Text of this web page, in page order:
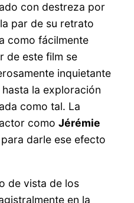
con destreza por
par de su retrato
como fácilmente
de este film se
inquietante
la exploración
como tal. La
comoJérémie
darle ese efecto
de vista de los
en la